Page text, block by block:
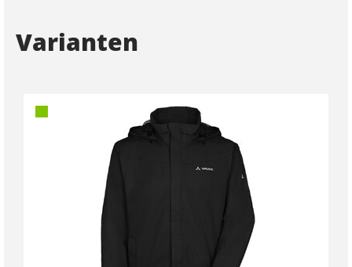
Varianten